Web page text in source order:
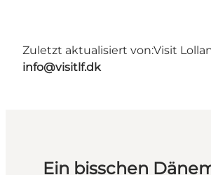
Zuletzt aktualisiert von:Visit
info@visitlf.dk
Ein bisschen